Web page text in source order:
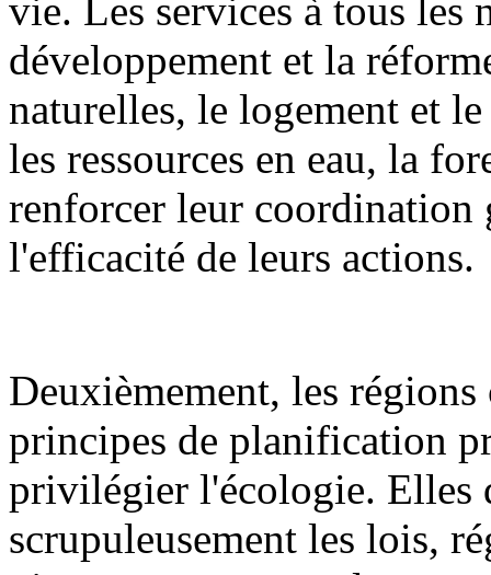
vie. Les services à tous les
développement et la
naturelles, le logement et
les ressources en eau, la
renforcer leur coordination
l'efficacité de leurs actions.
Deuxièmement, les
principes de planification
privilégier l'écologie. Elles
scrupuleusement les lois,